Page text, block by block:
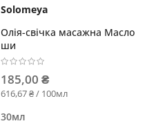
Solomeya
Олія-свічка масажна Масло
ши
185,00 ₴
616,67 ₴ / 100мл
30мл